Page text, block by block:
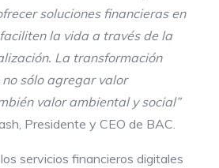
soluciones financieras en
la vida a través de la
La transformación
sólo agregar valor
valor ambiental y social”
Presidente y CEO de BAC.
servicios financieros digitales